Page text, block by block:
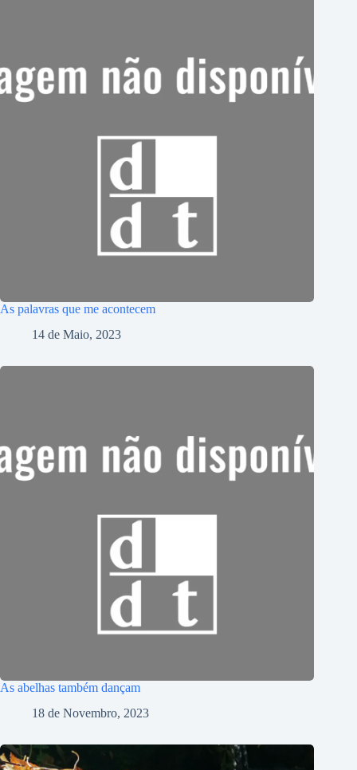
As palavras que me acontecem
14 de Maio, 2023
As abelhas também dançam
18 de Novembro, 2023